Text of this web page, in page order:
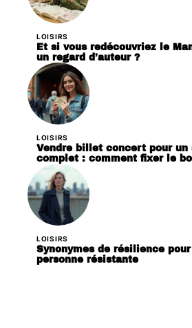
LOISIRS
Et si vous redécouvriez le
un regard d’auteur ?
LOISIRS
Vendre billet concert pour un
complet : comment fixer le
LOISIRS
Synonymes de résilience
personne résistante